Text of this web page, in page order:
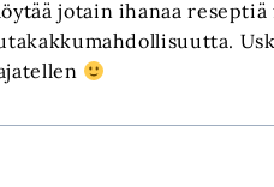
jotain ihanaa reseptiä